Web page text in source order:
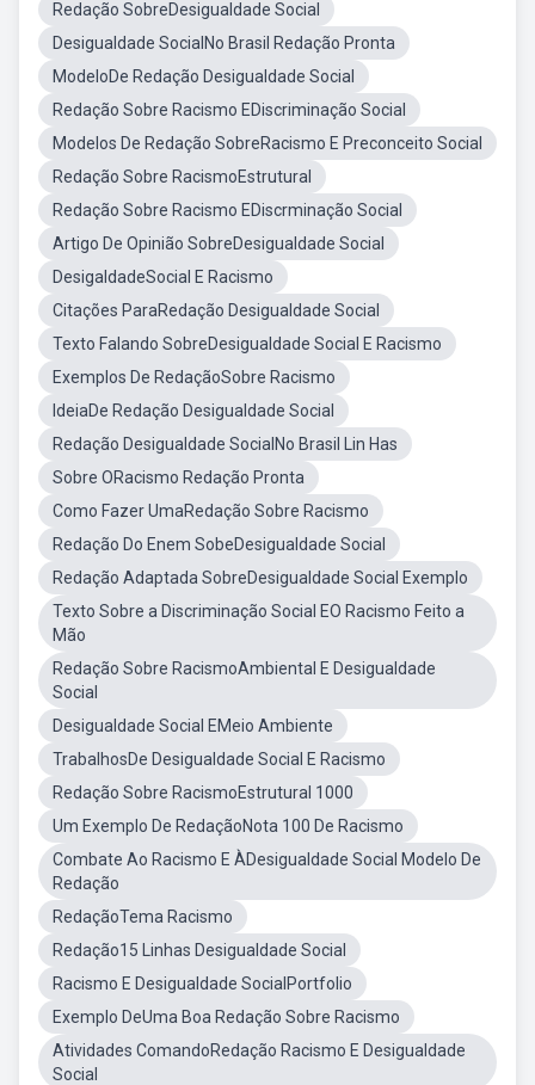
Redação SobreDesigualdade Social
Desigualdade SocialNo Brasil Redação Pronta
ModeloDe Redação Desigualdade Social
Redação Sobre Racismo EDiscriminação Social
Modelos De Redação SobreRacismo E Preconceito Social
Redação Sobre RacismoEstrutural
Redação Sobre Racismo EDiscrminação Social
Artigo De Opinião SobreDesigualdade Social
DesigaldadeSocial E Racismo
Citações ParaRedação Desigualdade Social
Texto Falando SobreDesigualdade Social E Racismo
Exemplos De RedaçãoSobre Racismo
IdeiaDe Redação Desigualdade Social
Redação Desigualdade SocialNo Brasil Lin Has
Sobre ORacismo Redação Pronta
Como Fazer UmaRedação Sobre Racismo
Redação Do Enem SobeDesigualdade Social
Redação Adaptada SobreDesigualdade Social Exemplo
Texto Sobre a Discriminação Social EO Racismo Feito a
Mão
Redação Sobre RacismoAmbiental E Desigualdade
Social
Desigualdade Social EMeio Ambiente
TrabalhosDe Desigualdade Social E Racismo
Redação Sobre RacismoEstrutural 1000
Um Exemplo De RedaçãoNota 100 De Racismo
Combate Ao Racismo E ÀDesigualdade Social Modelo De
Redação
RedaçãoTema Racismo
Redação15 Linhas Desigualdade Social
Racismo E Desigualdade SocialPortfolio
Exemplo DeUma Boa Redação Sobre Racismo
Atividades ComandoRedação Racismo E Desigualdade
Social